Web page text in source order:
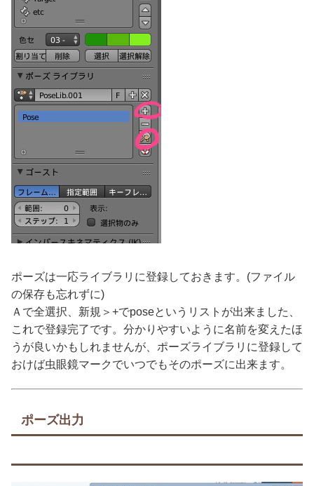
ポーズは一応ライブラリに登録しておきます。(ファイル
の保存も忘れずに)
Ａで全選択、新規＞+でposeというリストが出来ました、
これで登録完了です。分かりやすいように名前を変えたほ
うが良いかもしれませんが、ポーズライブラリに登録して
おけば虫眼鏡マークでいつでもそのポーズに出来ます。
ポーズ出力